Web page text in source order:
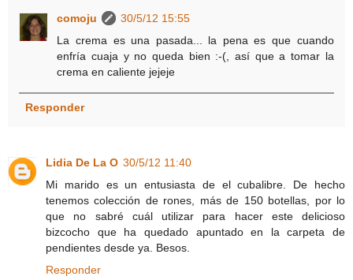
comoju
30/5/12 15:55
La crema es una pasada... la pena es que cuando
enfría cuaja y no queda bien :-(, así que a tomar la
crema en caliente jejeje
Responder
Lidia De La O 30/5/12 11:40
Mi marido es un entusiasta de el cubalibre. De hecho
tenemos colección de rones, más de 150 botellas, por lo
que no sabré cuál utilizar para hacer este delicioso
bizcocho que ha quedado apuntado en la carpeta de
pendientes desde ya. Besos.
Responder